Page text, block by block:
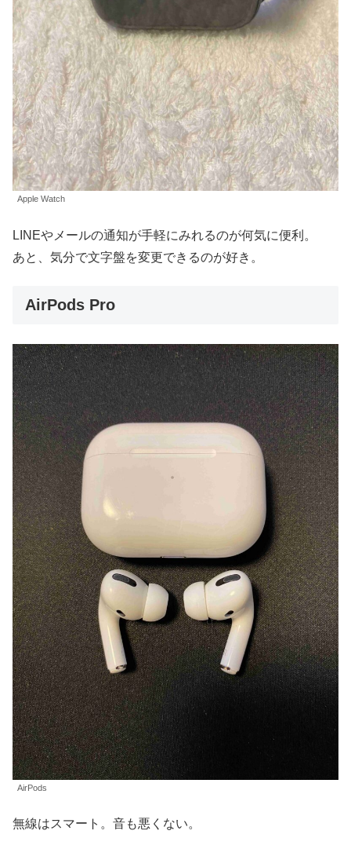
Apple Watch
LINEやメールの通知が手軽にみれるのが何気に便利。
あと、気分で文字盤を変更できるのが好き。
AirPods Pro
AirPods
無線はスマート。音も悪くない。